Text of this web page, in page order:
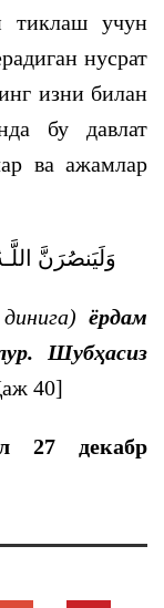
тиклаш учун
нусрат
изни билан
бу давлат
ва ажамлар
وَلَيَنصُرَنَّ
ёрдам
Шубҳасиз
40]
27 декабр